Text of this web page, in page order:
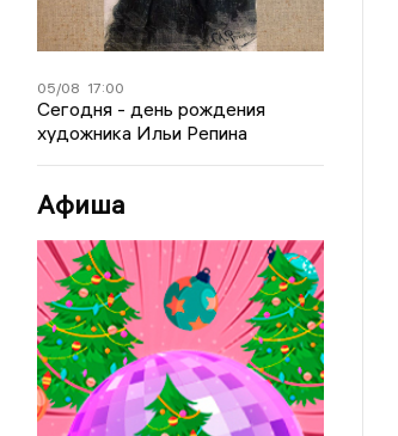
05/08 17:00
Сегодня - день рождения
художника Ильи Репина
Афиша